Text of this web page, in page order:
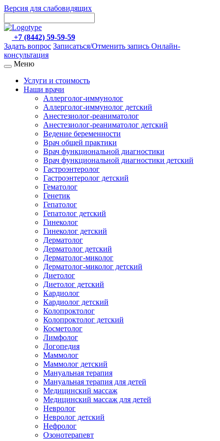
Версия для слабовидящих
+7 (8442) 59-59-59
Задать вопрос Записаться/Отменить запись Онлайн-
консультация
Меню
Услуги и стоимость
Наши врачи
Аллерголог-иммунолог
Аллерголог-иммунолог детский
Анестезиолог-реаниматолог
Анестезиолог-реаниматолог детский
Ведение беременности
Врач общей практики
Врач функциональной диагностики
Врач функциональной диагностики детский
Гастроэнтеролог
Гастроэнтеролог детский
Гематолог
Генетик
Гепатолог
Гепатолог детский
Гинеколог
Гинеколог детский
Дерматолог
Дерматолог детский
Дерматолог-миколог
Дерматолог-миколог детский
Диетолог
Диетолог детский
Кардиолог
Кардиолог детский
Колопроктолог
Колопроктолог детский
Косметолог
Лимфолог
Логопедия
Маммолог
Маммолог детский
Мануальная терапия
Мануальная терапия для детей
Медицинский массаж
Медицинский массаж для детей
Невролог
Невролог детский
Нефролог
Озонотерапевт